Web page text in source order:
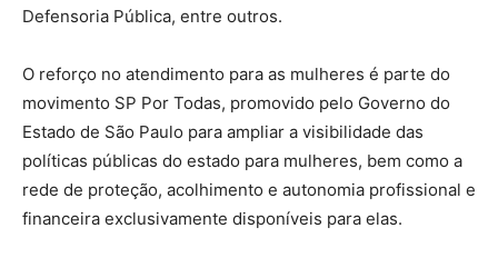
Defensoria Pública, entre outros.
O reforço no atendimento para as mulheres é parte do
movimento SP Por Todas, promovido pelo Governo do
Estado de São Paulo para ampliar a visibilidade das
políticas públicas do estado para mulheres, bem como a
rede de proteção, acolhimento e autonomia profissional e
financeira exclusivamente disponíveis para elas.